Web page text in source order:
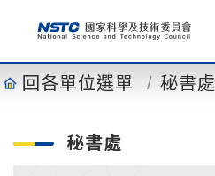
容
回各單位選單 秘書處
秘書處